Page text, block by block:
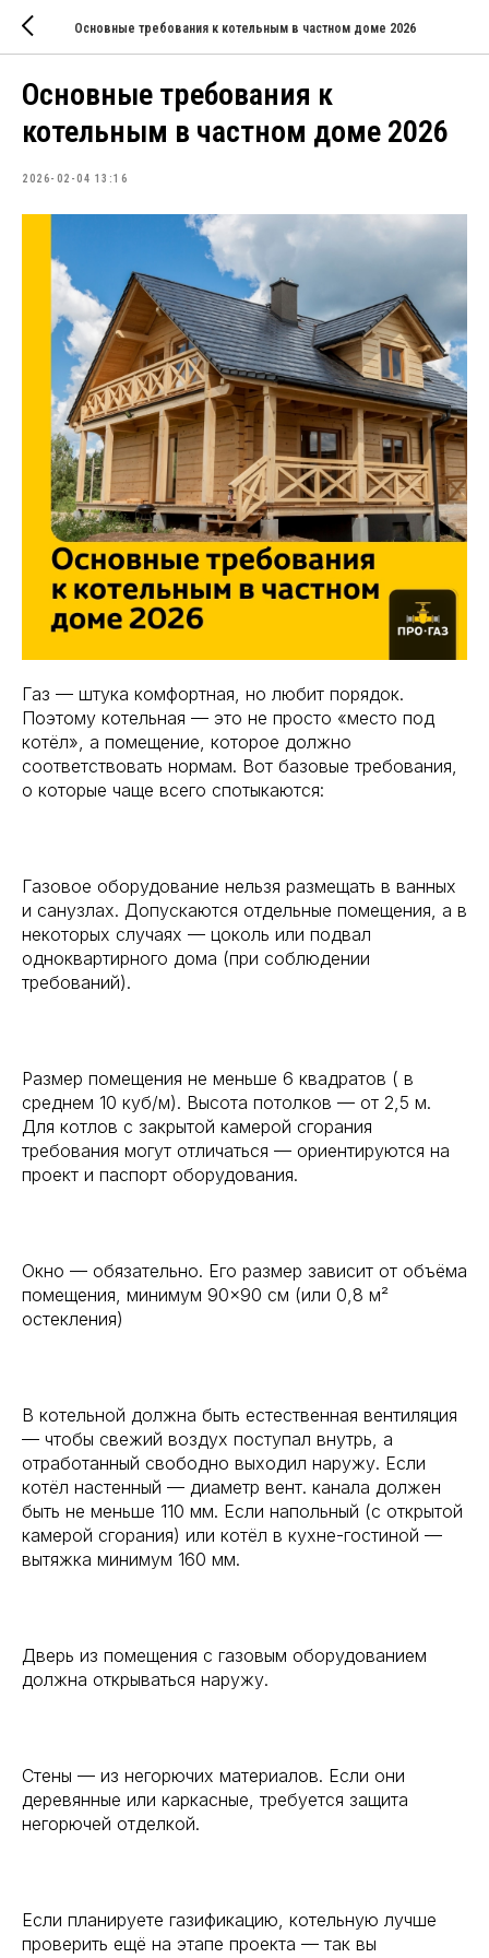
Основные требования к котельным в частном доме 2026
Основные требования к
котельным в частном доме 2026
2026-02-04 13:16
Газ — штука комфортная, но любит порядок.
Поэтому котельная — это не просто «место под
котёл», а помещение, которое должно
соответствовать нормам. Вот базовые требования,
о которые чаще всего спотыкаются:
Газовое оборудование нельзя размещать в ванных
и санузлах. Допускаются отдельные помещения, а в
некоторых случаях — цоколь или подвал
одноквартирного дома (при соблюдении
требований).
Размер помещения не меньше 6 квадратов ( в
среднем 10 куб/м). Высота потолков — от 2,5 м.
Для котлов с закрытой камерой сгорания
требования могут отличаться — ориентируются на
проект и паспорт оборудования.
Окно — обязательно. Его размер зависит от объёма
помещения, минимум 90×90 см (или 0,8 м²
остекления)
В котельной должна быть естественная вентиляция
— чтобы свежий воздух поступал внутрь, а
отработанный свободно выходил наружу. Если
котёл настенный — диаметр вент. канала должен
быть не меньше 110 мм. Если напольный (с открытой
камерой сгорания) или котёл в кухне-гостиной —
вытяжка минимум 160 мм.
Дверь из помещения с газовым оборудованием
должна открываться наружу.
Стены — из негорючих материалов. Если они
деревянные или каркасные, требуется защита
негорючей отделкой.
Если планируете газификацию, котельную лучше
проверить ещё на этапе проекта — так вы